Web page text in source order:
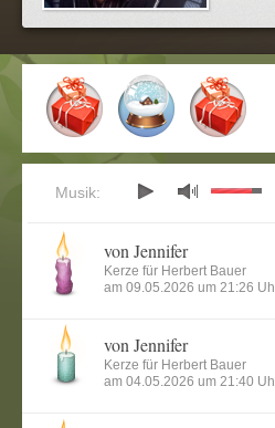
Musik:
von Jennifer
Kerze für Herbert Bauer
am 09.05.2026 um 21:26
von Jennifer
Kerze für Herbert Bauer
am 04.05.2026 um 21:40